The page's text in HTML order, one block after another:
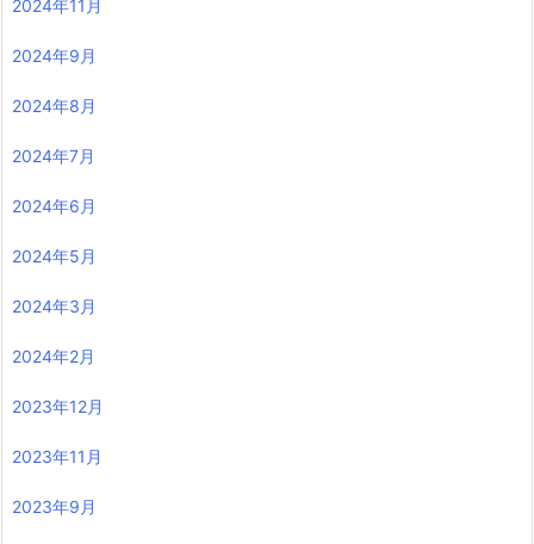
2024年11月
2024年9月
2024年8月
2024年7月
2024年6月
2024年5月
2024年3月
2024年2月
2023年12月
2023年11月
2023年9月